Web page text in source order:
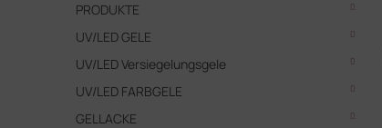
e
n
l
i
s
PRODUKTE
UV/LED GELE
UV/LED Versiegelungsgele
UV/LED FARBGELE
GELLACKE